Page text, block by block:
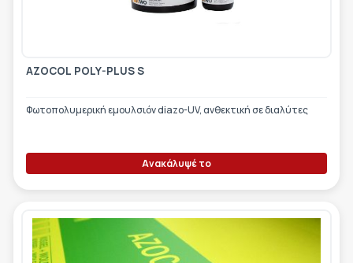
ΕΤΙΚΈΤΑ - ΕΎΚΑΜΠΤΗ ΣΥΣΚΕΥΑΣΊΑ
AZOCOL POLY-PLUS S
Φωτοπολυμερική εμουλσιόν diazo-UV, ανθεκτική σε διαλύτες
Ανακάλυψέ το